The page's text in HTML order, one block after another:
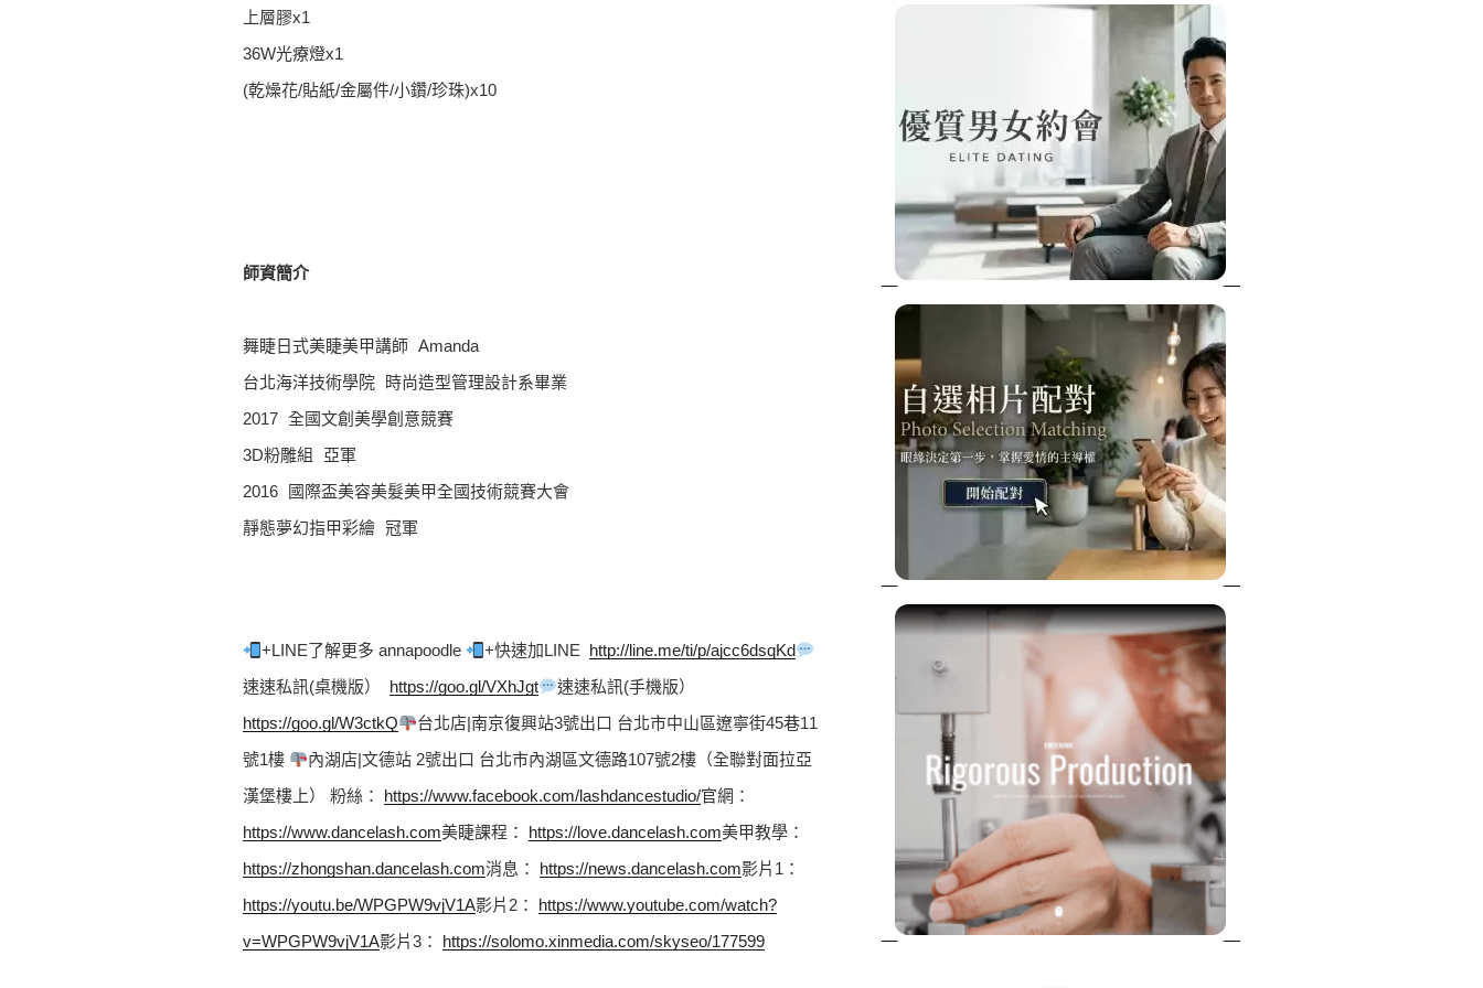
上層膠x1
36W光療燈x1
(乾燥花/貼紙/金屬件/小鑽/珍珠)x10
師資簡介
舞睫日式美睫美甲講師 Amanda
台北海洋技術學院 時尚造型管理設計系畢業
2017 全國文創美學創意競賽
3D粉雕組 亞軍
2016 國際盃美容美髮美甲全國技術競賽大會
靜態夢幻指甲彩繪 冠軍
+LINE了解更多 annapoodle +快速加LINE http://line.me/ti/p/ajcc6dsqKd
速速私訊(桌機版） https://goo.gl/VXhJgt
https://goo.gl/W3ctkQ
台北店|南京復興站3號出口 台北市中山區遼寧街45巷11
號1樓
內湖店|文德站 2號出口 台北市內湖區文德路107號2樓（全聯對面拉亞
漢堡樓上） 粉絲： https://www.facebook.com/lashdancestudio/
https://www.dancelash.com美睫課程： https://love.dancelash.com
https://zhongshan.dancelash.com消息： https://news.dancelash.com
https://youtu.be/WPGPW9vjV1A影片2： https://www.youtube.com/watch?
v=WPGPW9vjV1A影片3： https://solomo.xinmedia.com/skyseo/177599